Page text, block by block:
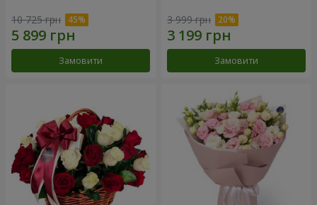
10 725 грн
Замовити
3 999 грн
Замовити